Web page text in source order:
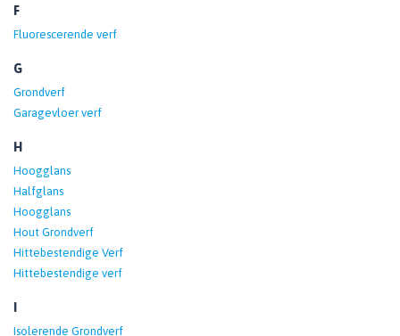
F
Fluorescerende verf
G
Grondverf
Garagevloer verf
H
Hoogglans
Halfglans
Hoogglans
Hout Grondverf
Hittebestendige Verf
Hittebestendige verf
I
Isolerende Grondverf